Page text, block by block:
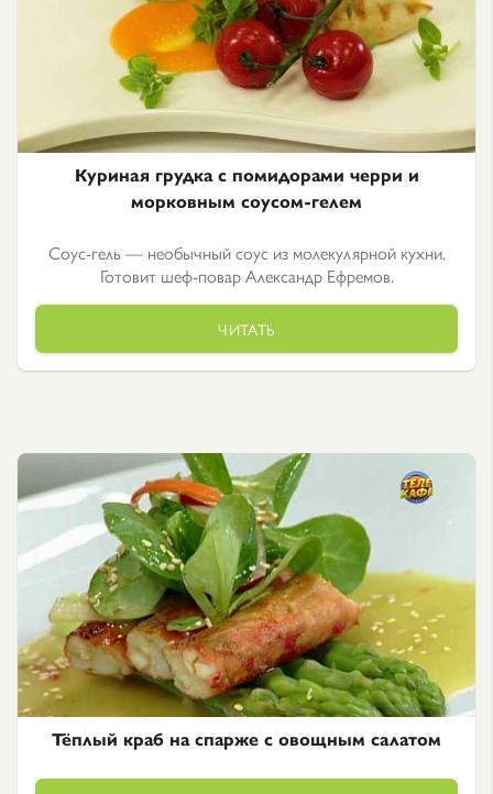
Куриная грудка с помидорами черри и
морковным соусом-гелем
Соус-гель — необычный соус из молекулярной кухни.
Готовит шеф-повар Александр Ефремов.
ЧИТАТЬ
Тёплый краб на спарже с овощным салатом